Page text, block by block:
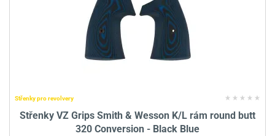
Střenky pro revolvery
Střenky VZ Grips Smith & Wesson K/L rám round butt
320 Conversion - Black Blue